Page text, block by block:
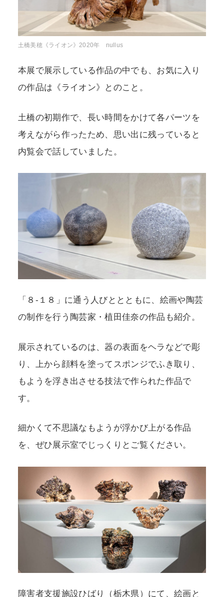
土橋美穂《ライオン》2020年 nullus
本展で展示している作品の中でも、お気に入り
の作品は《ライオン》とのこと。
土橋の初期作で、長い時間をかけて各パーツを
考えながら作ったため、思い出に残っていると
内覧会で話していました。
「８-１８」に通う人びととともに、絵画や陶芸
の制作を行う陶芸家・植田佳奈の作品も紹介。
展示されているのは、器の表面をヘラなどで彫
り、上から顔料を塗ってスポンジでふき取り、
もようを浮き出させる技法で作られた作品で
す。
細かくて不思議なもようが浮かび上がる作品
を、ぜひ展示室でじっくりとご覧ください。
障害者支援施設ひばり（栃木県）にて、絵画と